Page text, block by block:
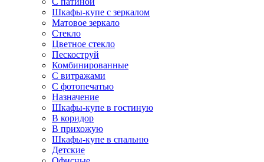
Шкафы-купе с зеркалом
Матовое зеркало
Стекло
Цветное стекло
Пескоструй
Комбинированные
С витражами
С фотопечатью
Назначение
Шкафы-купе в гостиную
В коридор
В прихожую
Шкафы-купе в спальню
Детские